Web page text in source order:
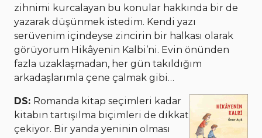
zihnimi kurcalayan bu konular hakkında bir de
yazarak düşünmek istedim. Kendi yazı
serüvenim içindeyse zincirin bir halkası olarak
görüyorum Hikâyenin Kalbi’ni. Evin önünden
fazla uzaklaşmadan, her gün takıldığım
arkadaşlarımla çene çalmak gibi…
DS: Romanda kitap seçimleri kadar
kitabın tartışılma biçimleri de dikkat
çekiyor. Bir yanda yeninin olması